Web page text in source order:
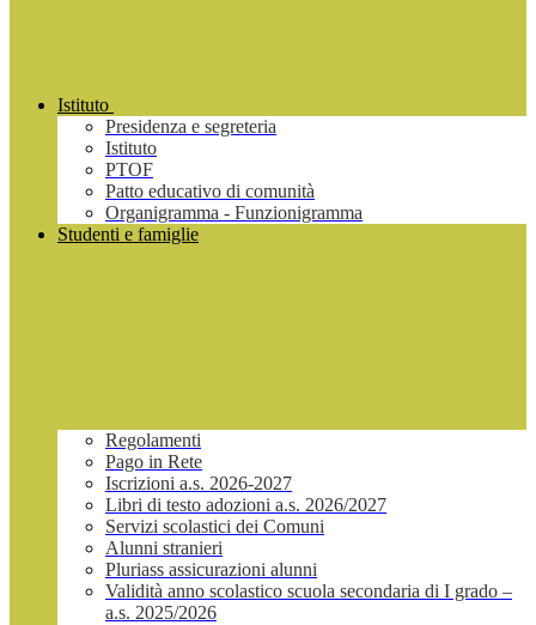
Istituto
Presidenza e segreteria
Istituto
PTOF
Patto educativo di comunità
Organigramma - Funzionigramma
Studenti e famiglie
Regolamenti
Pago in Rete
Iscrizioni a.s. 2026-2027
Libri di testo adozioni a.s. 2026/2027
Servizi scolastici dei Comuni
Alunni stranieri
Pluriass assicurazioni alunni
Validità anno scolastico scuola secondaria di I grado –
a.s. 2025/2026